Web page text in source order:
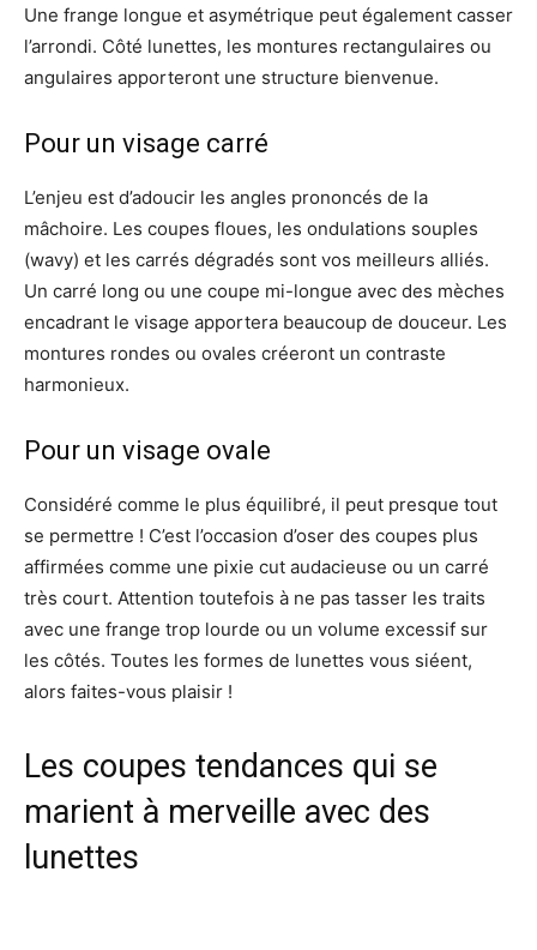
Une frange longue et asymétrique peut également casser
l’arrondi. Côté lunettes, les montures rectangulaires ou
angulaires apporteront une structure bienvenue.
Pour un visage carré
L’enjeu est d’adoucir les angles prononcés de la
mâchoire. Les coupes floues, les ondulations souples
(wavy) et les carrés dégradés sont vos meilleurs alliés.
Un carré long ou une coupe mi-longue avec des mèches
encadrant le visage apportera beaucoup de douceur. Les
montures rondes ou ovales créeront un contraste
harmonieux.
Pour un visage ovale
Considéré comme le plus équilibré, il peut presque tout
se permettre ! C’est l’occasion d’oser des coupes plus
affirmées comme une pixie cut audacieuse ou un carré
très court. Attention toutefois à ne pas tasser les traits
avec une frange trop lourde ou un volume excessif sur
les côtés. Toutes les formes de lunettes vous siéent,
alors faites-vous plaisir !
Les coupes tendances qui se
marient à merveille avec des
lunettes